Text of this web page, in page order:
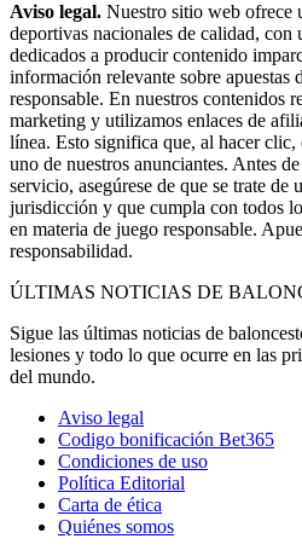
Aviso legal. Nuestro sitio web ofrece
deportivas nacionales de calidad, con
dedicados a producir contenido
información relevante sobre apuestas
responsable. En nuestros contenidos
marketing y utilizamos enlaces de
línea. Esto significa que, al hacer clic,
uno de nuestros anunciantes. Antes
servicio, asegúrese de que se trate de
jurisdicción y que cumpla con todos
en materia de juego responsable.
responsabilidad.
ÚLTIMAS NOTICIAS DE
Sigue las últimas noticias de
lesiones y todo lo que ocurre en las
del mundo.
Aviso legal
Codigo bonificación Bet365
Condiciones de uso
Política Editorial
Carta de ética
Quiénes somos